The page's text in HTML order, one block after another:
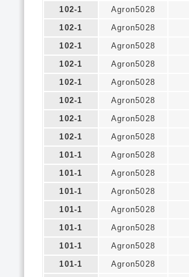
102-1
Agron5028
102-1
Agron5028
102-1
Agron5028
102-1
Agron5028
102-1
Agron5028
102-1
Agron5028
102-1
Agron5028
102-1
Agron5028
101-1
Agron5028
101-1
Agron5028
101-1
Agron5028
101-1
Agron5028
101-1
Agron5028
101-1
Agron5028
101-1
Agron5028